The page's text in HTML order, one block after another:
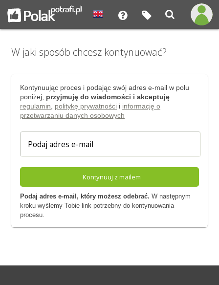
W jaki sposób chcesz kontynuować?
Kontynuując proces i podając swój adres e-mail w polu
poniżej, przyjmuję do wiadomości i akceptuję
regulamin
politykę prywatnościi informację o
przetwarzaniu danych osobowych
Kontynuuj z mailem
Podaj adres e-mail, który możesz odebrać. W następnym
kroku wyślemy Tobie link potrzebny do kontynuowania
procesu.